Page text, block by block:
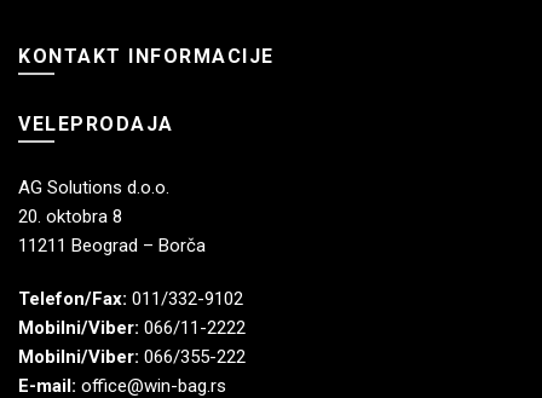
KONTAKT INFORMACIJE
VELEPRODAJA
AG Solutions d.o.o.
20. oktobra 8
11211 Beograd – Borča
Telefon/Fax: 011/332-9102
Mobilni/Viber: 066/11-2222
Mobilni/Viber: 066/355-222
E-mail: office@win-bag.rs